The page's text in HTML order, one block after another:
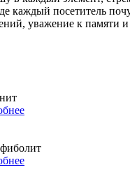
каждый посетитель
уважение к памяти